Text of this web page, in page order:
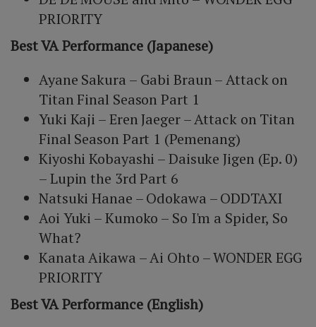
PRIORITY
Best VA Performance (Japanese)
Ayane Sakura – Gabi Braun – Attack on
Titan Final Season Part 1
Yuki Kaji – Eren Jaeger – Attack on Titan
Final Season Part 1 (Pemenang)
Kiyoshi Kobayashi – Daisuke Jigen (Ep. 0)
– Lupin the 3rd Part 6
Natsuki Hanae – Odokawa – ODDTAXI
Aoi Yuki – Kumoko – So I'm a Spider, So
What?
Kanata Aikawa – Ai Ohto – WONDER EGG
PRIORITY
Best VA Performance (English)